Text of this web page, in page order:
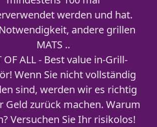
werden und hat.
andere grillen
MATS ..
OF ALL - Best value in-Grill-
Wenn Sie nicht vollständig
sind, werden wir es richtig
Geld zurück machen. Warum
Versuchen Sie Ihr risikolos!